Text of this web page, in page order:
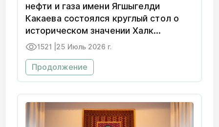
нефти и газа имени Ягшыгелди
Какаева состоялся круглый стол о
историческом значении Халк
Маслахаты Туркменистана
1521 | 25 Июль 2026 г.
Продолжение